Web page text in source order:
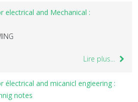
electrical and Mechanical :
Lire plus...
électrical and micanicl engieering :
notes